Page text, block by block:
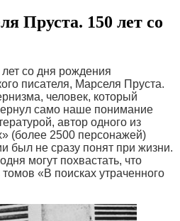
Пруста. 150 лет со
со дня рождения
писателя, Марселя Пруста.
человек, который
само наше понимание
автор одного из
(более 2500 персонажей)
был не сразу понят при жизни.
могут похвастать, что
«В поисках утраченного